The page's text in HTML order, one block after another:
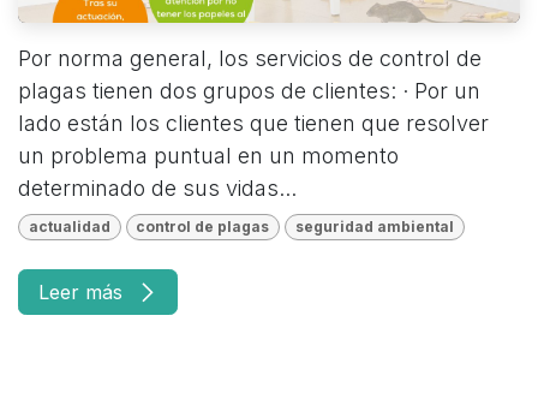
Por norma general, los servicios de control de
plagas tienen dos grupos de clientes: · Por un
lado están los clientes que tienen que resolver
un problema puntual en un momento
determinado de sus vidas...
actualidad control de plagas seguridad ambiental
Leer más